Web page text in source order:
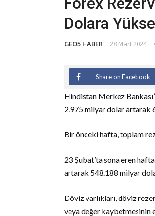
Dolara
GEO5 HABER 28 Mart 2024
Share on Facebook
Hindistan Merkez
2.975 milyar dolar artarak
Bir önceki hafta, toplam
23 Şubat’ta sona eren
artarak 548.188 milyar
Döviz varlıkları, döviz
veya değer kaybetmesinin